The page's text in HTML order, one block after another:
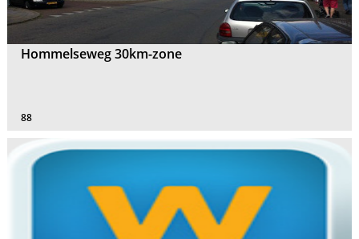
Hommelseweg 30km-zone
88